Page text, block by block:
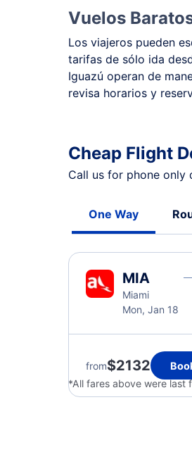
Vuelos
Los viajeros pueden
tarifas de sólo ida
Iguazú operan de
revisa horarios y
Cheap Flight
Call us for phone only
One Way
MIA
Miami
Mon, Jan 18
from$2132
*All fares above were last